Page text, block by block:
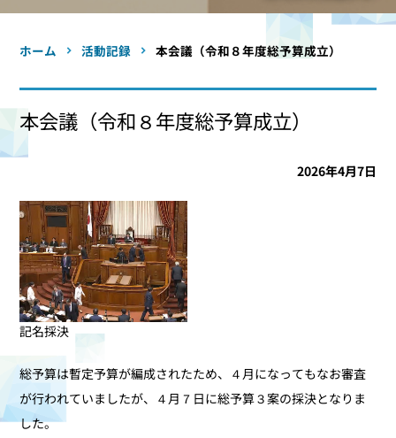
ホーム 活動記録 本会議（令和８年度総予算成立）
本会議（令和８年度総予算成立）
2026年4月7日
記名採決
総予算は暫定予算が編成されたため、４月になってもなお審査
が行われていましたが、４月７日に総予算３案の採決となりま
した。